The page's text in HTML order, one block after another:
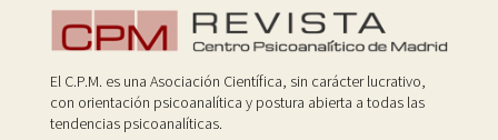
El C.P.M. es una Asociación Científica, sin carácter lucrativo,
con orientación psicoanalítica y postura abierta a todas las
tendencias psicoanalíticas.